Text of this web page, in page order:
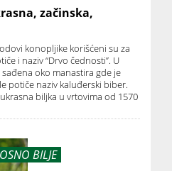
začinska,
konopljike korišćeni su za
i naziv “Drvo čednosti”. U
oko manastira gde je
potiče naziv kaluđerski biber.
biljka u vrtovima od 1570
BILJE